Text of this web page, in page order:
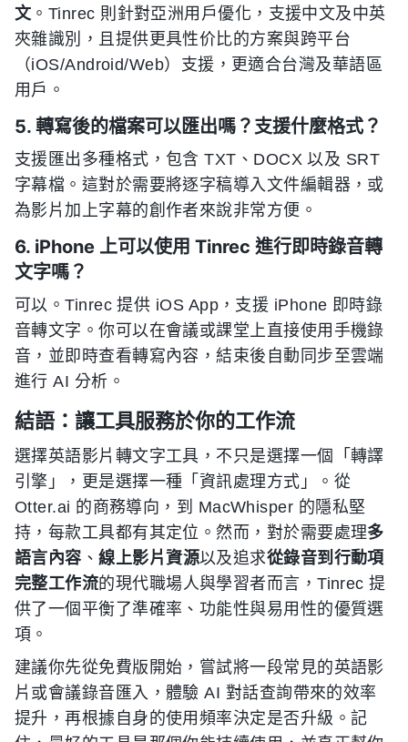
文。Tinrec 則針對亞洲用戶優化，支援中文及中英
夾雜識別，且提供更具性价比的方案與跨平台
（iOS/Android/Web）支援，更適合台灣及華語區
用戶。
5. 轉寫後的檔案可以匯出嗎？支援什麼格式？
支援匯出多種格式，包含 TXT、DOCX 以及 SRT
字幕檔。這對於需要將逐字稿導入文件編輯器，或
為影片加上字幕的創作者來說非常方便。
6. iPhone 上可以使用 Tinrec 進行即時錄音轉
文字嗎？
可以。Tinrec 提供 iOS App，支援 iPhone 即時錄
音轉文字。你可以在會議或課堂上直接使用手機錄
音，並即時查看轉寫內容，結束後自動同步至雲端
進行 AI 分析。
結語：讓工具服務於你的工作流
選擇英語影片轉文字工具，不只是選擇一個「轉譯
引擎」，更是選擇一種「資訊處理方式」。從
Otter.ai 的商務導向，到 MacWhisper 的隱私堅
持，每款工具都有其定位。然而，對於需要處理多
語言內容 、線上影片資源以及追求從錄音到行動項
完整工作流的現代職場人與學習者而言，Tinrec 提
供了一個平衡了準確率、功能性與易用性的優質選
項。
建議你先從免費版開始，嘗試將一段常見的英語影
片或會議錄音匯入，體驗 AI 對話查詢帶來的效率
提升，再根據自身的使用頻率決定是否升級。記